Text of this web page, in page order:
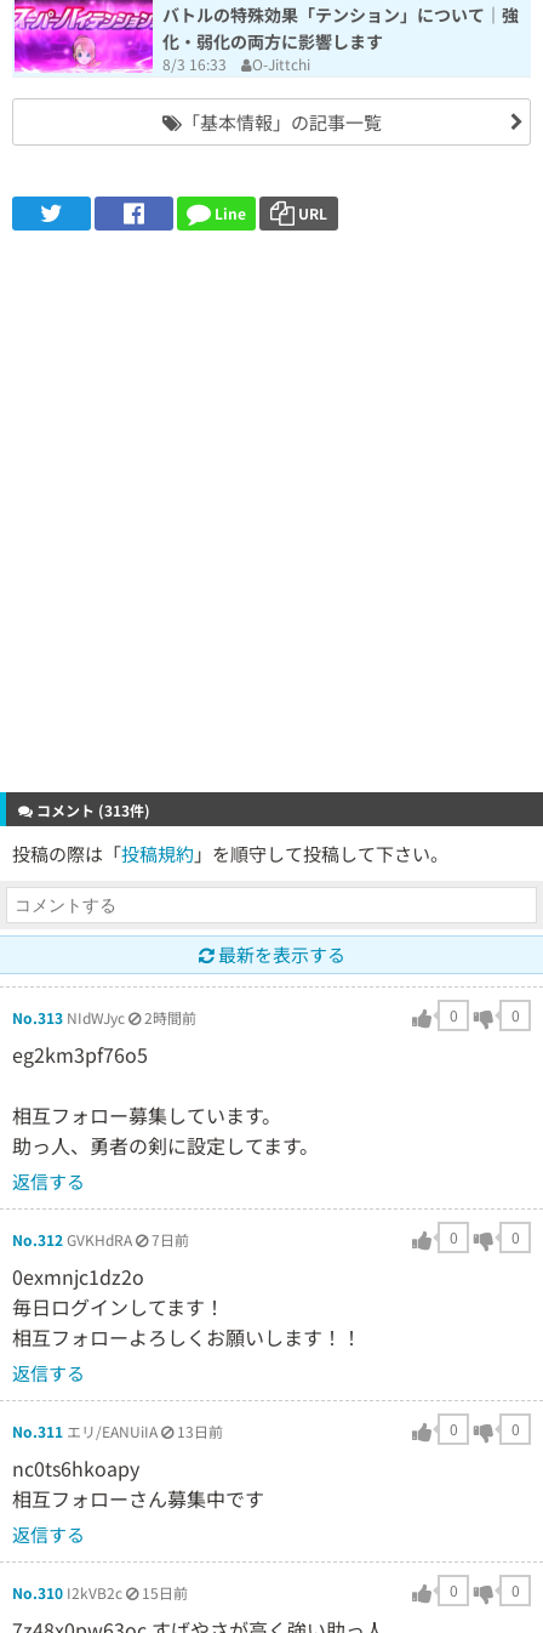
バトルの特殊効果「テンション」について｜強
化・弱化の両方に影響します
8/3 16:33 O-Jittchi
「基本情報」の記事一覧
Line URL
コメント (313件)
投稿の際は「投稿規約 」を順守して投稿して下さい。
最新を表示する
No.313 NIdWJyc 2時間前 0 0
eg2km3pf76o5
相互フォロー募集しています。
助っ人、勇者の剣に設定してます。
返信する
No.312GVKHdRA 7日前 0 0
0exmnjc1dz2o
毎日ログインしてます！
相互フォローよろしくお願いします！！
返信する
No.311 エリ/EANUiIA 13日前 0 0
nc0ts6hkoapy
相互フォローさん募集中です
返信する
No.310 I2kVB2c 15日前 0 0